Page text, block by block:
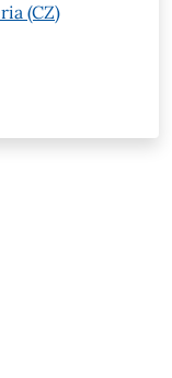
(CZ)